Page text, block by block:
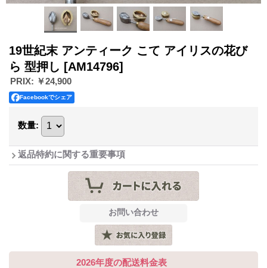
19世紀末 アンティーク こて アイリスの花び
ら 型押し [AM14796]
PRIX: ￥24,900
Facebookでシェア
数量:
返品特約に関する重要事項
2026年度の配送料金表